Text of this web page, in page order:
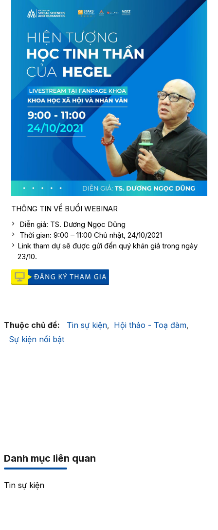
THÔNG TIN VỀ BUỔI WEBINAR
Diễn giả: TS. Dương Ngọc Dũng
Thời gian: 9:00 – 11:00 Chủ nhật, 24/10/2021
Link tham dự sẽ được gửi đến quý khán giả trong ngày
23/10.
Thuộc chủ đề: Tin sự kiện, Hội thảo - Toạ đàm,
Sự kiện nổi bật
Danh mục liên quan
Tin sự kiện